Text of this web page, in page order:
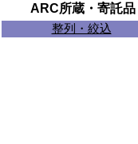
ARC所蔵・寄託
整列・絞込